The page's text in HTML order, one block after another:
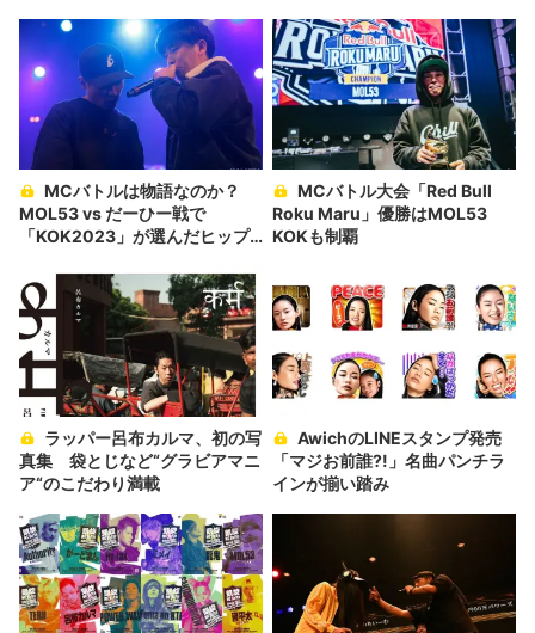
MOL53 vs だーひー戦で
「KOK2023」が選んだヒップ
Roku Maru」優勝はMOL53
KOKも制覇
真集 袋とじなど“グラビアマニ
ア“のこだわり満載
「マジお前誰?!」名曲パンチラ
インが揃い踏み